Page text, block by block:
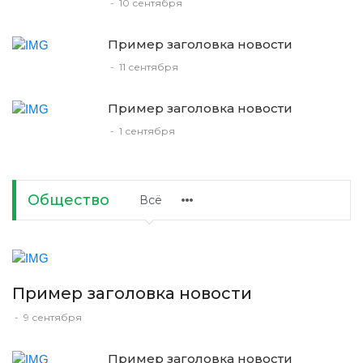
- 10 сентября
Пример заголовка новости
- 11 сентября
Пример заголовка новости
- 1 сентября
Общество Всё
Пример заголовка новости
- 9 сентября
Пример заголовка новости